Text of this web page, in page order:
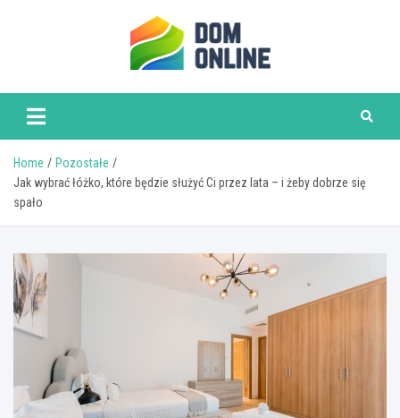
www.domonline.pl
Home
Pozostałe
Jak wybrać łóżko, które będzie służyć Ci przez lata – i żeby dobrze się
spało